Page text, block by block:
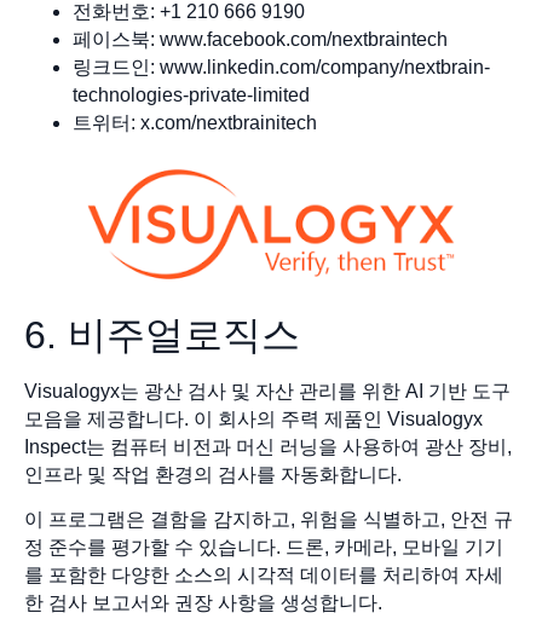
전화번호: +1 210 666 9190
페이스북: www.facebook.com/nextbraintech
링크드인: www.linkedin.com/company/nextbrain-
technologies-private-limited
트위터: x.com/nextbrainitech
6. 비주얼로직스
Visualogyx는 광산 검사 및 자산 관리를 위한 AI 기반 도구
모음을 제공합니다. 이 회사의 주력 제품인 Visualogyx
Inspect는 컴퓨터 비전과 머신 러닝을 사용하여 광산 장비,
인프라 및 작업 환경의 검사를 자동화합니다.
이 프로그램은 결함을 감지하고, 위험을 식별하고, 안전 규
정 준수를 평가할 수 있습니다. 드론, 카메라, 모바일 기기
를 포함한 다양한 소스의 시각적 데이터를 처리하여 자세
한 검사 보고서와 권장 사항을 생성합니다.